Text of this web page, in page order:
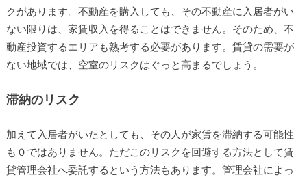
クがあります。不動産を購入しても、その不動産に入居者がい
ない限りは、家賃収入を得ることはできません。そのため、不
動産投資するエリアも熟考する必要があります。賃貸の需要が
ない地域では、空室のリスクはぐっと高まるでしょう。
滞納のリスク
加えて入居者がいたとしても、その人が家賃を滞納する可能性
も０ではありません。ただこのリスクを回避する方法として賃
貸管理会社へ委託するという方法もあります。管理会社によっ